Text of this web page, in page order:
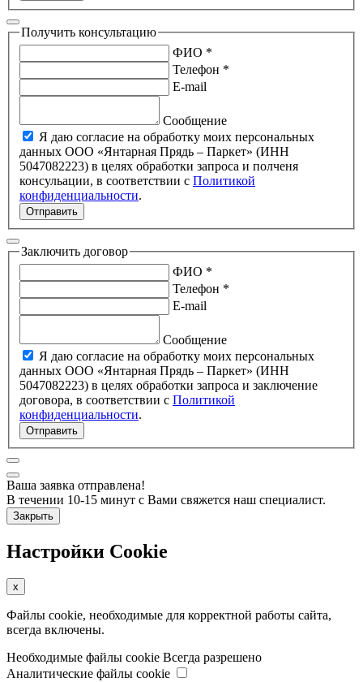
Получить консультацию
ФИО *
Телефон *
E-mail
Сообщение
Я даю согласие на обработку моих персональных
данных ООО «Янтарная Прядь – Паркет» (ИНН
5047082223) в целях обработки запроса и полченя
консульации, в соответствии с Политикой
конфиденциальности.
Отправить
Заключить договор
ФИО *
Телефон *
E-mail
Сообщение
Я даю согласие на обработку моих персональных
данных ООО «Янтарная Прядь – Паркет» (ИНН
5047082223) в целях обработки запроса и заключение
договора, в соответствии с Политикой
конфиденциальности.
Отправить
Ваша заявка отправлена!
В течении 10-15 минут с Вами свяжется наш специалист.
Закрыть
Настройки Cookie
x
Файлы cookie, необходимые для корректной работы сайта,
всегда включены.
Необходимые файлы cookie Всегда разрешено
Аналитические файлы cookie